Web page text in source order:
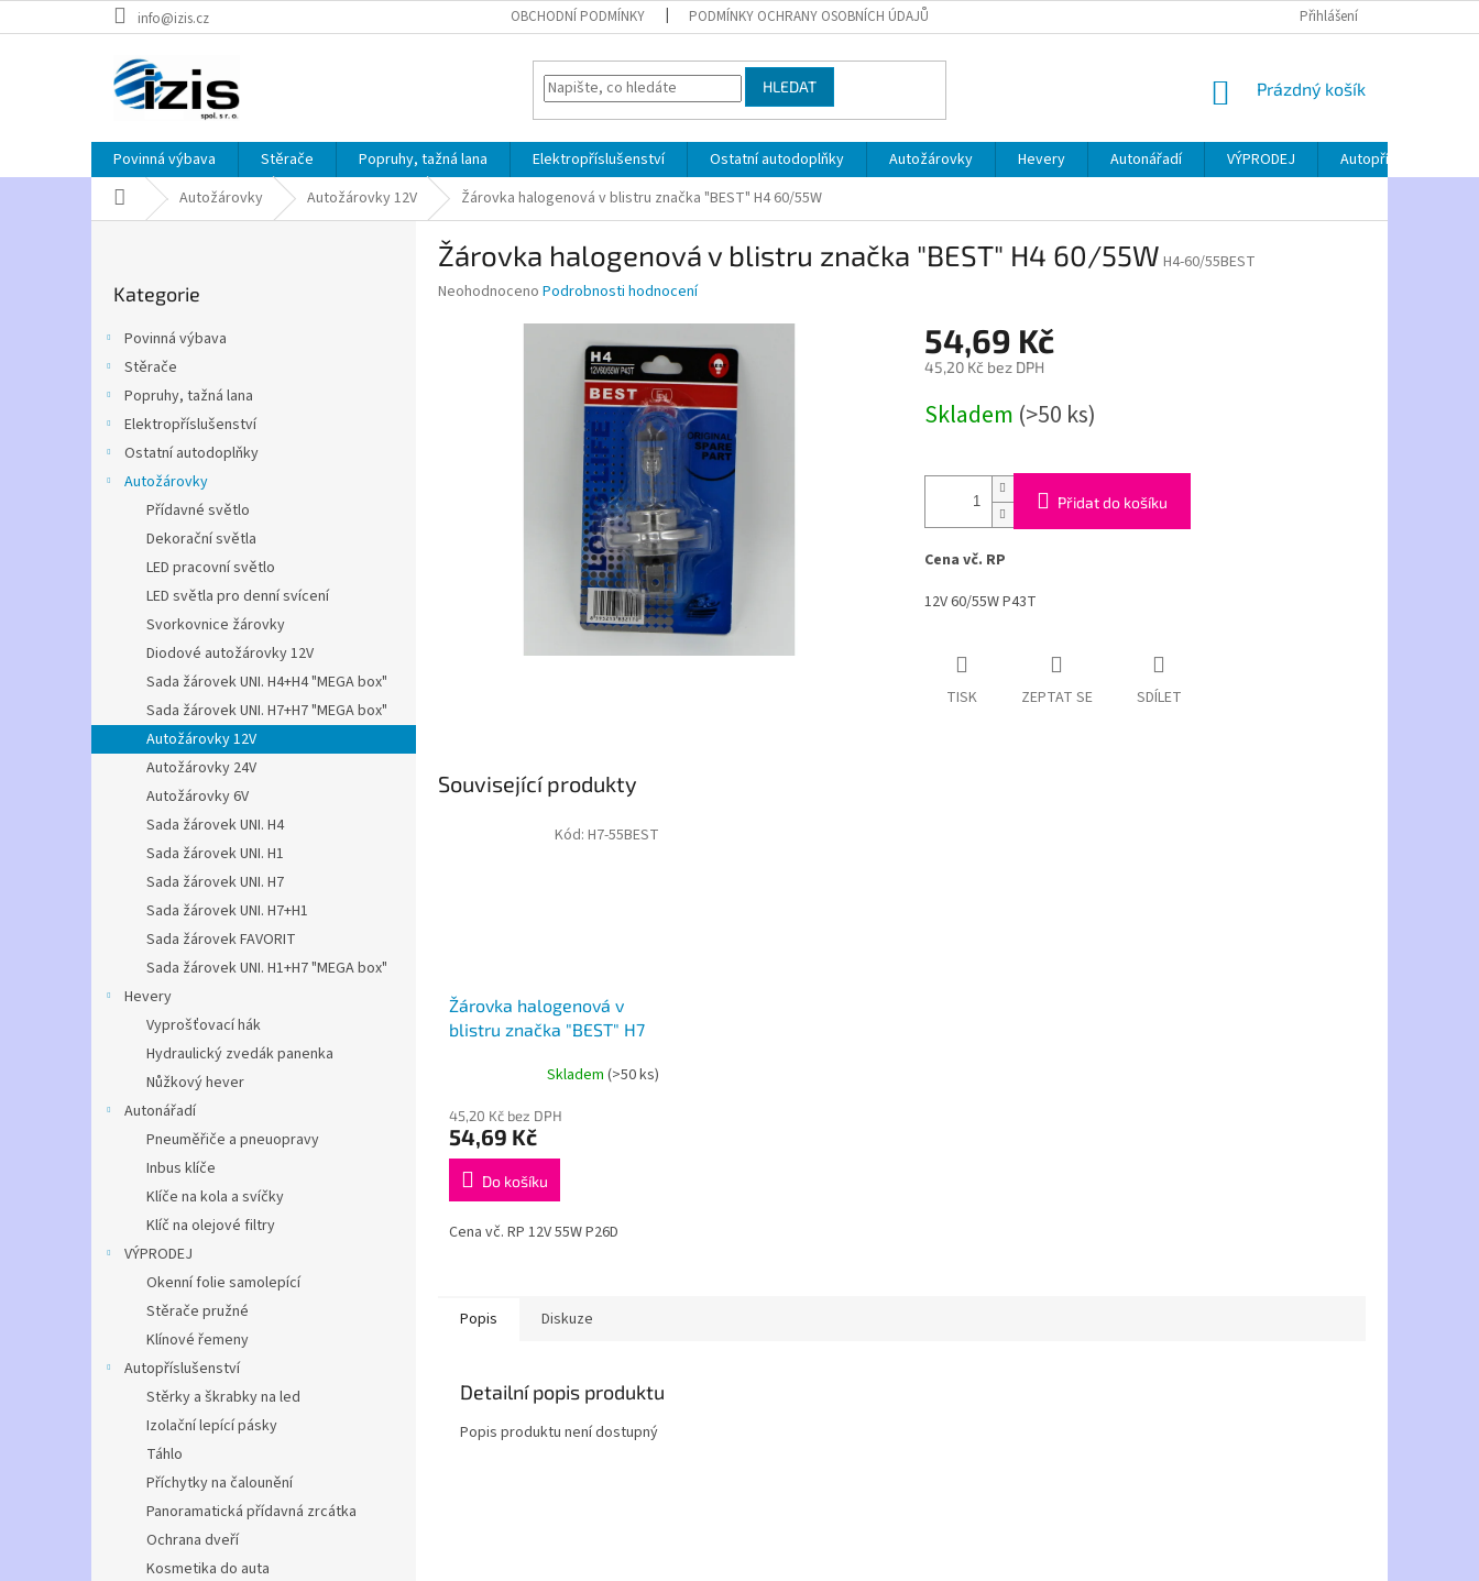
na
info@izis.cz OBCHODNÍ PODMÍNKY PODMÍNKY OCHRANY OSOBNÍCH ÚDAJŮ Přihlášení
HLEDAT
NÁKUPNÍ
Prázdný košík
Povinná výbava Stěrače Popruhy, tažná lana Elektropříslušenství Ostatní autodoplňky Autožárovky Hevery Autonářadí VÝPRODEJ
Autopříslušenství
Domů Autožárovky Autožárovky 12V Žárovka halogenová v blistru značka "BEST" H4 60/55W
kategorie
Kategorie
Povinná výbava
Stěrače
Popruhy, tažná lana
Elektropříslušenství
Ostatní autodoplňky
Autožárovky
Přídavné světlo
Dekorační světla
LED pracovní světlo
LED světla pro denní svícení
Svorkovnice žárovky
Diodové autožárovky 12V
Sada žárovek UNI. H4+H4 "MEGA box"
Sada žárovek UNI. H7+H7 "MEGA box"
Autožárovky 12V
Autožárovky 24V
Autožárovky 6V
Sada žárovek UNI. H4
Sada žárovek UNI. H1
Sada žárovek UNI. H7
Sada žárovek UNI. H7+H1
Sada žárovek FAVORIT
Sada žárovek UNI. H1+H7 "MEGA box"
Hevery
Vyprošťovací hák
Hydraulický zvedák panenka
Nůžkový hever
Autonářadí
Pneuměřiče a pneuopravy
Inbus klíče
Klíče na kola a svíčky
Klíč na olejové filtry
VÝPRODEJ
Okenní folie samolepící
Stěrače pružné
Klínové řemeny
Autopříslušenství
Stěrky a škrabky na led
Izolační lepící pásky
Táhlo
Příchytky na čalounění
Panoramatická přídavná zrcátka
Ochrana dveří
Kosmetika do auta
Žárovka halogenová v blistru značka "BEST" H4 60/55W H4-60/55BEST
Průměrné
Neohodnoceno Podrobnosti hodnocení
54,69 Kč
45,20 Kč bez DPH
cena:
Skladem (>50 ks)
Přidat do košíku
Cena vč. RP
12V 60/55W P43T
TISK ZEPTAT SE SDÍLET
Související produkty
Žárovka halogenová v
blistru značka "BEST" H7
Skladem (>50 ks)
45,20 Kč bez DPH
54,69 Kč
Do košíku
Cena vč. RP 12V 55W P26D
Kód: H7-55BEST
Popis Diskuze
Detailní popis produktu
Popis produktu není dostupný